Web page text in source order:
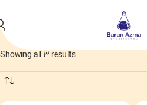
Showing all 3 results